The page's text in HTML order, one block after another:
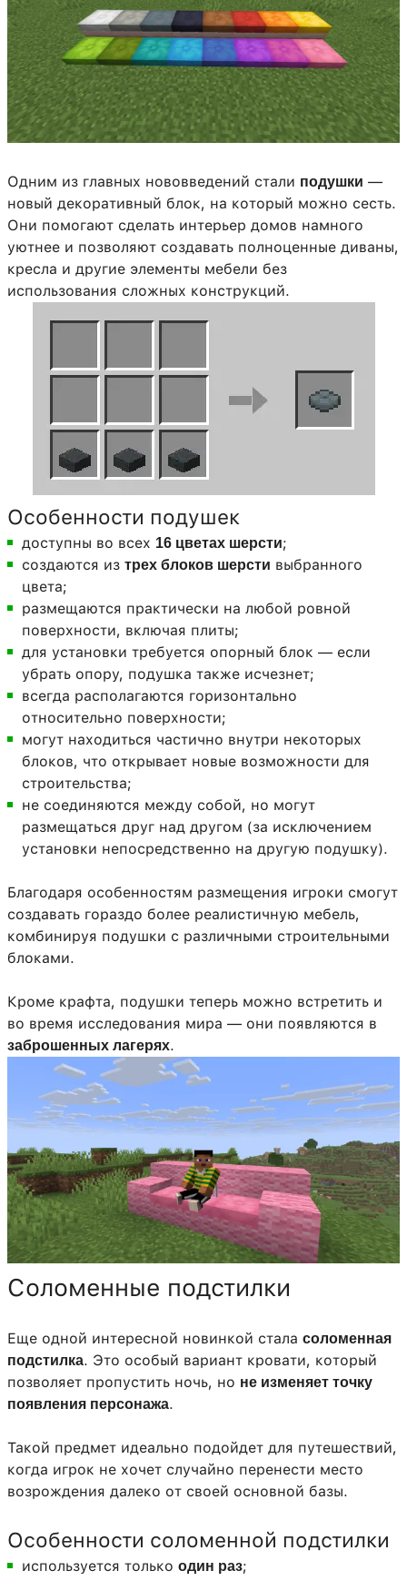
Одним из главных нововведений стали подушки —
новый декоративный блок, на который можно сесть.
Они помогают сделать интерьер домов намного
уютнее и позволяют создавать полноценные диваны,
кресла и другие элементы мебели без
использования сложных конструкций.
Особенности подушек
доступны во всех 16 цветах шерсти;
создаются из трех блоков шерсти выбранного
цвета;
размещаются практически на любой ровной
поверхности, включая плиты;
для установки требуется опорный блок — если
убрать опору, подушка также исчезнет;
всегда располагаются горизонтально
относительно поверхности;
могут находиться частично внутри некоторых
блоков, что открывает новые возможности для
строительства;
не соединяются между собой, но могут
размещаться друг над другом (за исключением
установки непосредственно на другую подушку).
Благодаря особенностям размещения игроки смогут
создавать гораздо более реалистичную мебель,
комбинируя подушки с различными строительными
блоками.
Кроме крафта, подушки теперь можно встретить и
во время исследования мира — они появляются в
заброшенных лагерях.
Соломенные подстилки
Еще одной интересной новинкой стала соломенная
подстилка. Это особый вариант кровати, который
позволяет пропустить ночь, но не изменяет точку
появления персонажа.
Такой предмет идеально подойдет для путешествий,
когда игрок не хочет случайно перенести место
возрождения далеко от своей основной базы.
Особенности соломенной подстилки
используется только один раз;